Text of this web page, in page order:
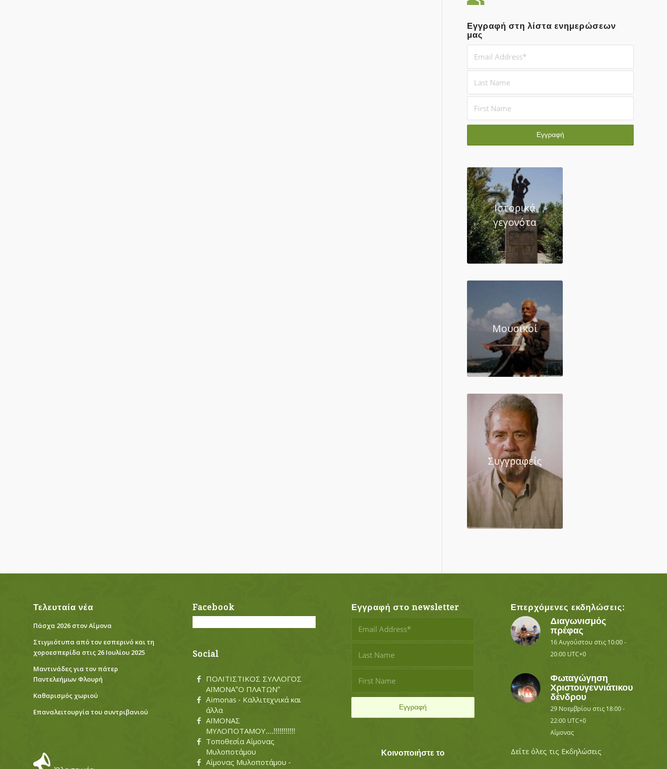
Εγγραφή στη λίστα ενημερώσεων
μας
Ιστορικά
γεγονότα
Μουσικοί
Συγγραφείς
Τελευταία νέα
Πάσχα 2026 στον Αΐμονα
Στιγμιότυπα από τον εσπερινό και τη
χοροεσπερίδα στις 26 Ιουλίου 2025
Μαντινάδες για τον πάτερ
Παντελεήμων Φλουρή
Καθαρισμός χωριού
Eπαναλειτουργία του συντριβανιού
Facebook
Social
ΠΟΛΙΤΙΣΤΙΚΟΣ ΣΥΛΛΟΓΟΣ
ΑΪΜΟΝΑ"Ο ΠΛΑΤΩΝ"
Aimonas - Καλλιτεχνικά και
άλλα
ΑΪΜΟΝΑΣ
ΜΥΛΟΠΟΤΑΜΟΥ....!!!!!!!!!!!
Τοποθεσία Αΐμονας
Μυλοποτάμου
Αΐμονας Μυλοποτάμου -
Εγγραφή στο newsletter
Κοινοποιήστε το
Επερχόμενες εκδηλώσεις:
Διαγωνισμός
πρέφας
16 Αυγούστου στις 10:00-
20:00 UTC+0
Φωταγώγηση
Χριστουγεννιάτικου
δένδρου
29 Νοεμβρίου στις 18:00-
22:00 UTC+0
Αΐμονας
Δείτε όλες τις Εκδηλώσεις